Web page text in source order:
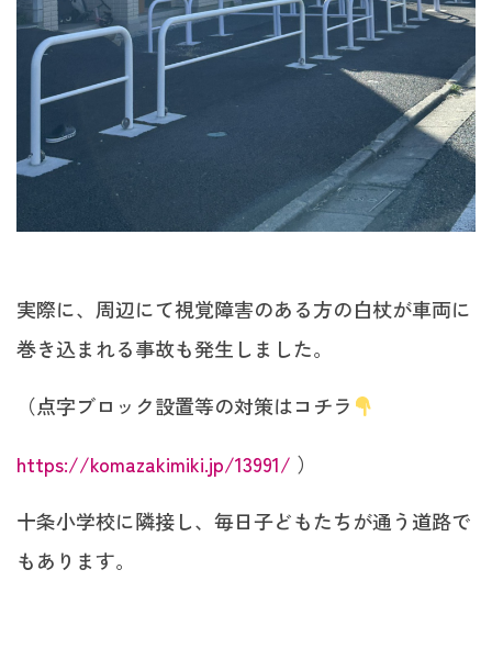
実際に、周辺にて視覚障害のある方の白杖が車両に
巻き込まれる事故も発生しました。
（点字ブロック設置等の対策はコチラ
https://komazakimiki.jp/13991/ ）
十条小学校に隣接し、毎日子どもたちが通う道路で
もあります。